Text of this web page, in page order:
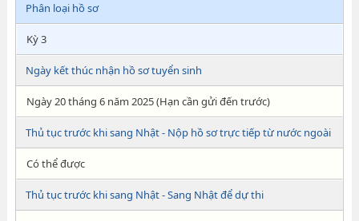
Phân loại hồ sơ
Kỳ 3
Ngày kết thúc nhận hồ sơ tuyển sinh
Ngày 20 tháng 6 năm 2025 (Hạn cần gửi đến trước)
Thủ tục trước khi sang Nhật - Nộp hồ sơ trực tiếp từ nước ngoài
Có thể được
Thủ tục trước khi sang Nhật - Sang Nhật để dự thi